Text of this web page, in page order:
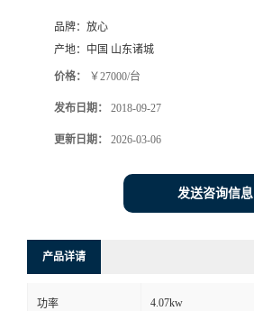
品牌： 放心
产地： 中国 山东诸城
价格： ￥27000/台
发布日期： 2018-09-27
更新日期： 2026-03-06
发送咨询信息
产品详请
功率 4.07kw